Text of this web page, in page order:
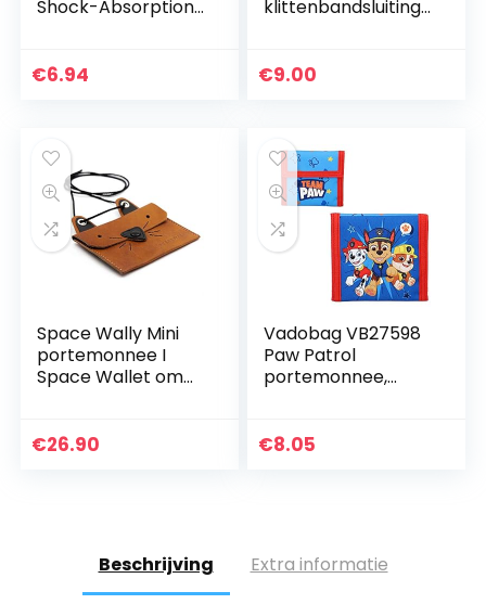
Shock-Absorption
Portemonnee
€6.94
klittenbandsluiting,
en muntenvak, ca.
€9.00
Space Wally Mini
portemonnee I
Space Wallet om
volwassenen I
€26.90
Vadobag VB27598
Paw Patrol
portemonnee,
€8.05
Beschrijving Extra informatie